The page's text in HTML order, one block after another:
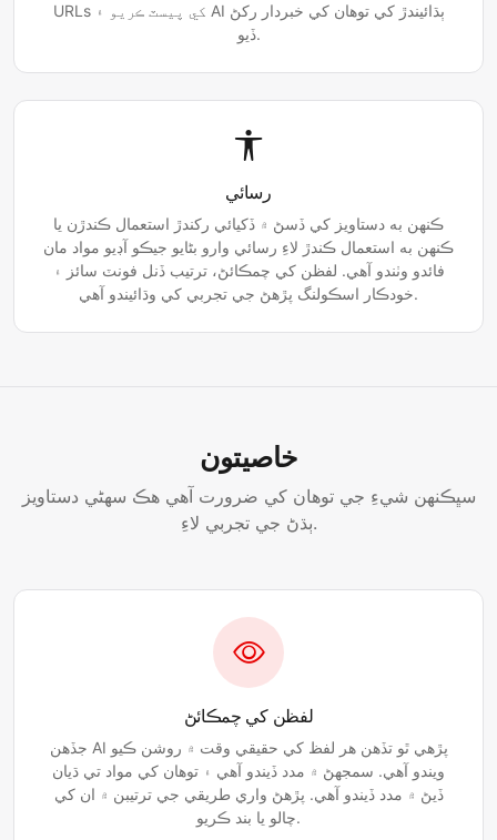
URLs کي پيسٽ ڪريو ۽ AI ٻڌائيندڙ کي توهان کي خبردار رکڻ
ڏيو.
رسائي
ڪنهن به دستاويز کي ڏسڻ ۾ ڏکيائي رکندڙ استعمال ڪندڙن يا
ڪنهن به استعمال ڪندڙ لاءِ رسائي وارو بڻايو جيڪو آڊيو مواد مان
فائدو وٺندو آهي. لفظن کي چمڪائڻ، ترتيب ڏنل فونٽ سائز ۽
خودڪار اسڪولنگ پڙهڻ جي تجربي کي وڌائيندو آهي.
خاصيتون
سڀڪنھن شيءِ جي توھان کي ضرورت آھي ھڪ سھڻي دستاويز
ٻڌڻ جي تجربي لاءِ.
لفظن کي چمڪائڻ
جڏهن AI پڙهي ٿو تڏھن هر لفظ کي حقيقي وقت ۾ روشن ڪيو
ويندو آھي. سمجھڻ ۾ مدد ڏيندو آھي ۽ توھان کي مواد تي ڌيان
ڏيڻ ۾ مدد ڏيندو آھي. پڙهڻ واري طريقي جي ترتيبن ۾ ان کي
چالو يا بند ڪريو.